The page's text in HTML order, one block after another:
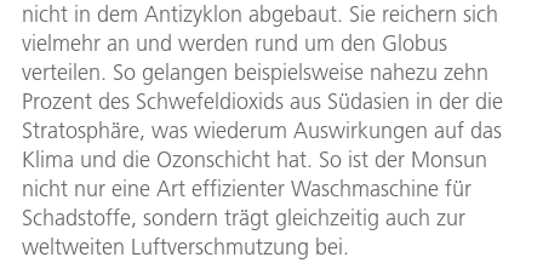
nicht in dem Antizyklon abgebaut. Sie reichern sich
vielmehr an und werden rund um den Globus
verteilen. So gelangen beispielsweise nahezu zehn
Prozent des Schwefeldioxids aus Südasien in der die
Stratosphäre, was wiederum Auswirkungen auf das
Klima und die Ozonschicht hat. So ist der Monsun
nicht nur eine Art effizienter Waschmaschine für
Schadstoffe, sondern trägt gleichzeitig auch zur
weltweiten Luftverschmutzung bei.